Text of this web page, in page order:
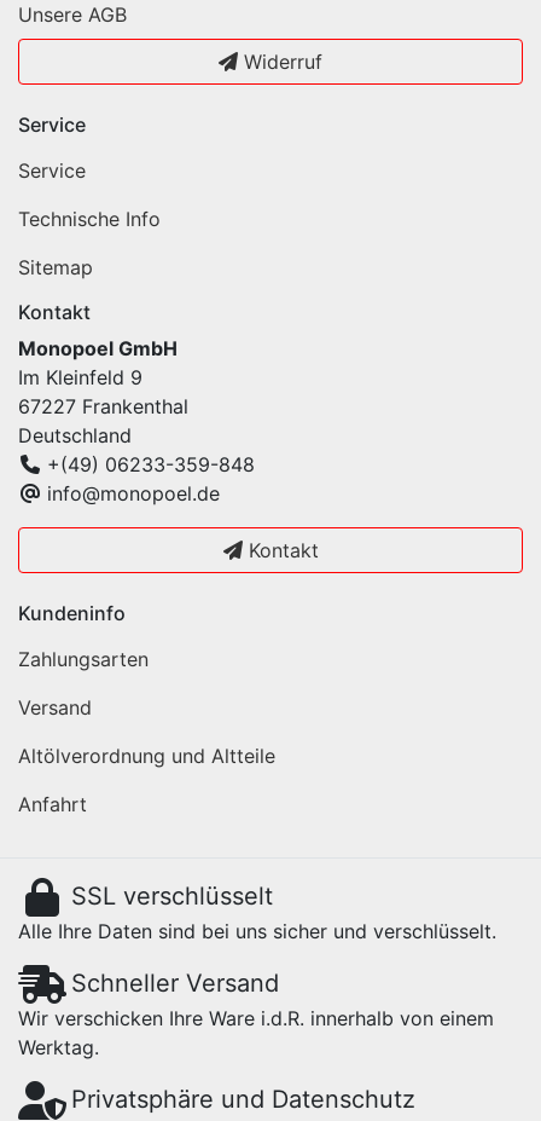
Unsere AGB
Widerruf
Service
Service
Technische Info
Sitemap
Kontakt
Monopoel GmbH
Im Kleinfeld 9
67227 Frankenthal
Deutschland
+(49) 06233-359-848
info@monopoel.de
Kontakt
Kundeninfo
Zahlungsarten
Versand
Altölverordnung und Altteile
Anfahrt
SSL verschlüsselt
Alle Ihre Daten sind bei uns sicher und verschlüsselt.
Schneller Versand
Wir verschicken Ihre Ware i.d.R. innerhalb von einem
Werktag.
Privatsphäre und Datenschutz